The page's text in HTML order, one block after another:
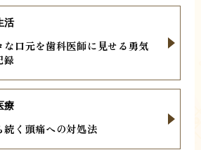
口元を歯科医師に見せる勇気
録
活
続く頭痛への対処法
療